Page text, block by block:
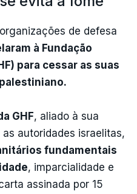
de defesa
à Fundação
para cessar as suas
GHF, aliado à sua
autoridades israelitas,
fundamentais
, imparcialidade e
assinada por 15